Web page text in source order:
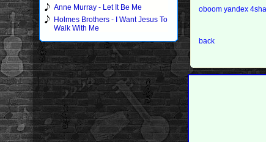
Anne Murray - Let It Be Me
Holmes Brothers - I Want Jesus To
Walk With Me
oboomyandex
back